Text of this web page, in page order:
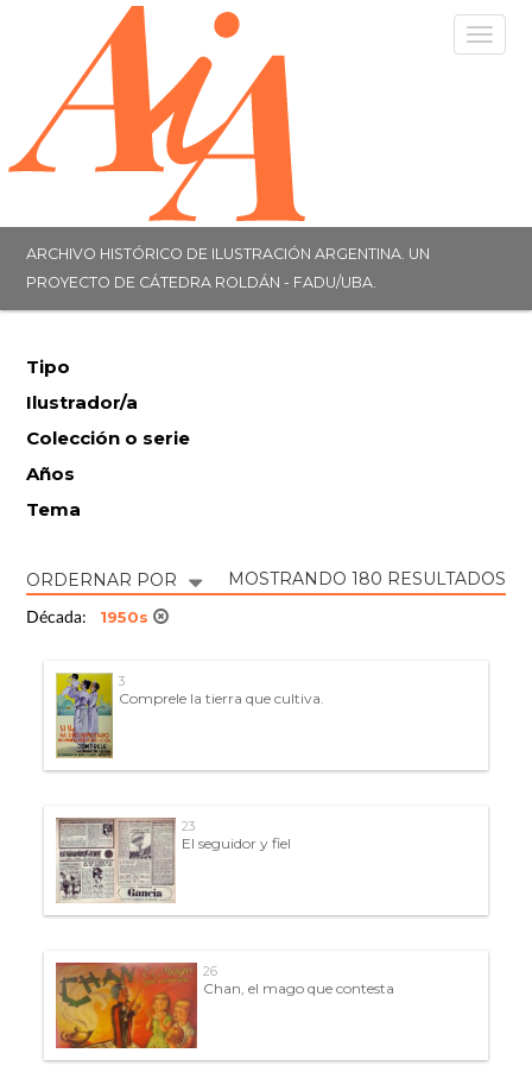
ARCHIVO HISTÓRICO DE ILUSTRACIÓN ARGENTINA. UN
PROYECTO DE CÁTEDRA ROLDÁN - FADU/UBA.
Tipo
Ilustrador/a
Colección o serie
Años
Tema
ORDERNAR POR MOSTRANDO 180 RESULTADOS
Década: 1950s
3
Comprele la tierra que cultiva.
23
El seguidor y fiel
26
Chan, el mago que contesta